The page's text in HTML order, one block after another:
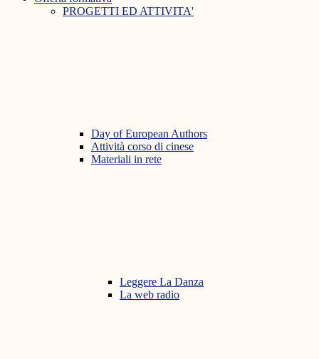
PROGETTI ED ATTIVITA'
Day of European Authors
Attività corso di cinese
Materiali in rete
Leggere La Danza
La web radio